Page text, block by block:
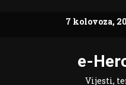
7 kolovoza,
e-
Vijesti,